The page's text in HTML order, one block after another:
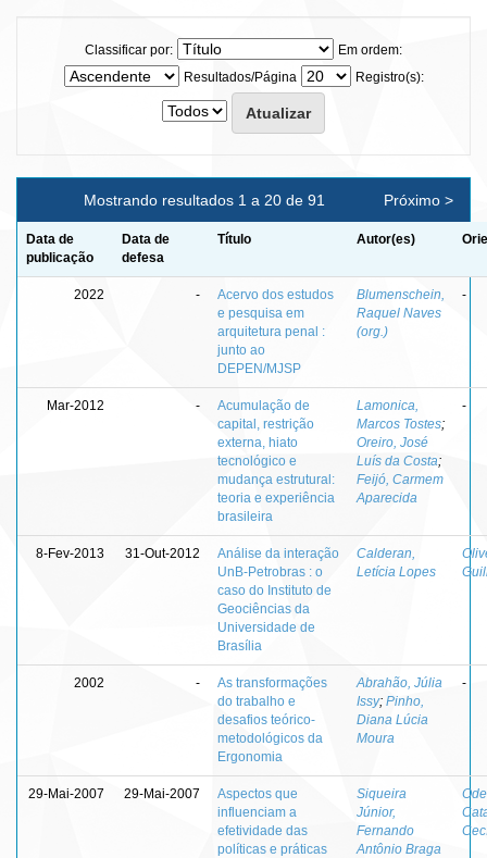
Classificar por:
Em ordem:
Resultados/Página
Registro(s):
Mostrando resultados 1 a 20 de 91 Próximo >
Data de
publicação
Data de
defesa
Título Autor(es)
2022 -
Acervo dos estudos
e pesquisa em
arquitetura penal :
junto ao
DEPEN/MJSP
Blumenschein,
Raquel Naves
(org.)
-
Mar-2012 -
Acumulação de
capital, restrição
externa, hiato
tecnológico e
mudança estrutural:
teoria e experiência
brasileira
Lamonica,
Marcos Tostes;
Oreiro, José
Luís da Costa;
Feijó, Carmem
Aparecida
-
8-Fev-2013 31-Out-2012
Análise da interação
UnB-Petrobras : o
caso do Instituto de
Geociências da
Universidade de
Brasília
Calderan,
Letícia Lopes
2002 -
As transformações
do trabalho e
desafios teórico-
metodológicos da
Ergonomia
Abrahão, Júlia
Issy; Pinho,
Diana Lúcia
Moura
-
29-Mai-2007 29-Mai-2007
Aspectos que
influenciam a
efetividade das
políticas e práticas
Siqueira
Júnior,
Fernando
Antônio Braga